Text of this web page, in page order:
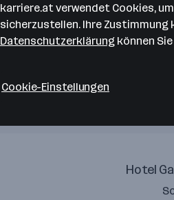
Bitte
Hotel
karriere.at verwendet Cookies,
sicherzustellen. Ihre Zustimmung
Datenschutzerklärung können
Cookie-Einstellungen